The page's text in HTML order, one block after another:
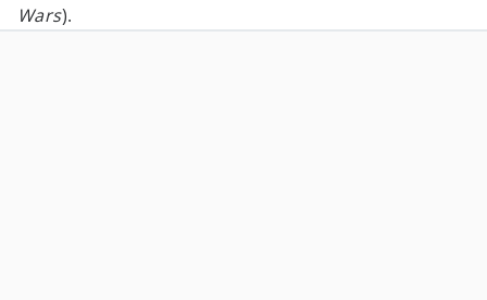
Wars).